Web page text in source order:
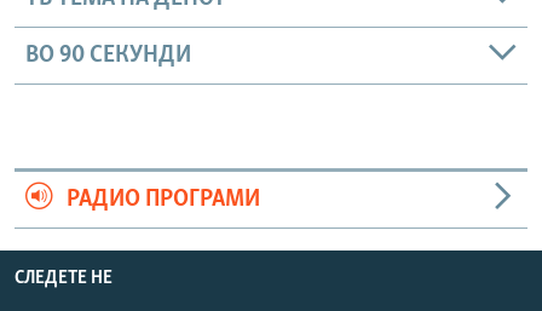
ВО 90 СЕКУНДИ
РАДИО ПРОГРАМИ
СЛЕДЕТЕ НЕ